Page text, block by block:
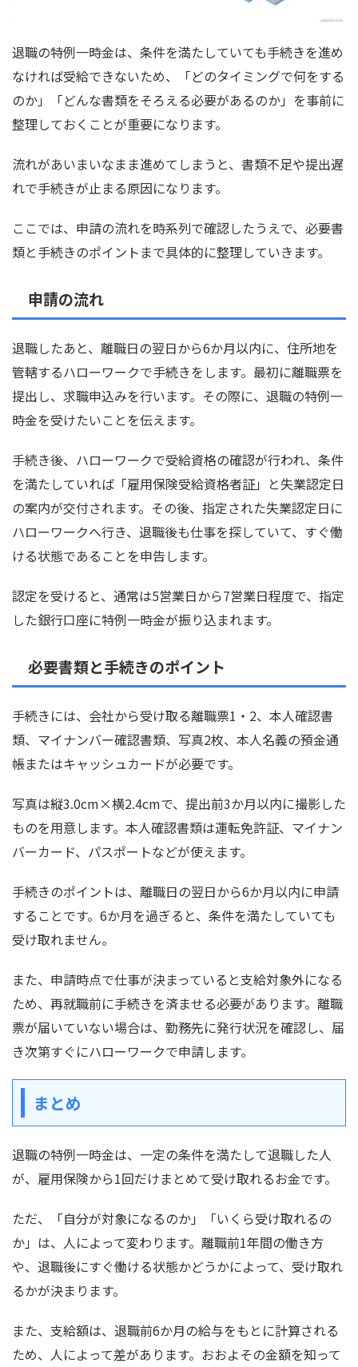
退職の特例一時金は、条件を満たしていても手続きを進め
なければ受給できないため、「どのタイミングで何をする
のか」「どんな書類をそろえる必要があるのか」を事前に
整理しておくことが重要になります。
流れがあいまいなまま進めてしまうと、書類不足や提出遅
れで手続きが止まる原因になります。
ここでは、申請の流れを時系列で確認したうえで、必要書
類と手続きのポイントまで具体的に整理していきます。
申請の流れ
退職したあと、離職日の翌日から6か月以内に、住所地を
管轄するハローワークで手続きをします。最初に離職票を
提出し、求職申込みを行います。その際に、退職の特例一
時金を受けたいことを伝えます。
手続き後、ハローワークで受給資格の確認が行われ、条件
を満たしていれば「雇用保険受給資格者証」と失業認定日
の案内が交付されます。その後、指定された失業認定日に
ハローワークへ行き、退職後も仕事を探していて、すぐ働
ける状態であることを申告します。
認定を受けると、通常は5営業日から7営業日程度で、指定
した銀行口座に特例一時金が振り込まれます。
必要書類と手続きのポイント
手続きには、会社から受け取る離職票1・2、本人確認書
類、マイナンバー確認書類、写真2枚、本人名義の預金通
帳またはキャッシュカードが必要です。
写真は縦3.0cm×横2.4cmで、提出前3か月以内に撮影した
ものを用意します。本人確認書類は運転免許証、マイナン
バーカード、パスポートなどが使えます。
手続きのポイントは、離職日の翌日から6か月以内に申請
することです。6か月を過ぎると、条件を満たしていても
受け取れません。
また、申請時点で仕事が決まっていると支給対象外になる
ため、再就職前に手続きを済ませる必要があります。離職
票が届いていない場合は、勤務先に発行状況を確認し、届
き次第すぐにハローワークで申請します。
まとめ
退職の特例一時金は、一定の条件を満たして退職した人
が、雇用保険から1回だけまとめて受け取れるお金です。
ただ、「自分が対象になるのか」「いくら受け取れるの
か」は、人によって変わります。離職前1年間の働き方
や、退職後にすぐ働ける状態かどうかによって、受け取れ
るかが決まります。
また、支給額は、退職前6か月の給与をもとに計算される
ため、人によって差があります。おおよその金額を知って